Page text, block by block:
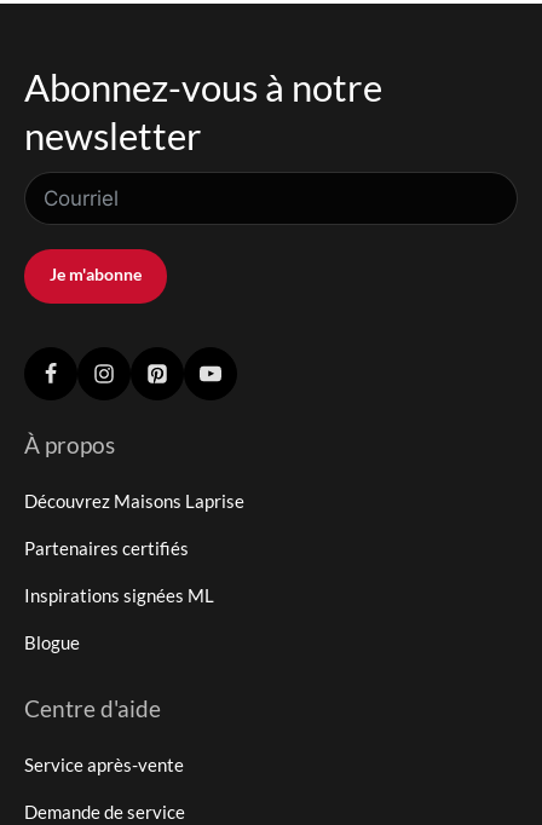
Abonnez-vous à notre
newsletter
Je m'abonne
À propos
Découvrez Maisons Laprise
Partenaires certifiés
Inspirations signées ML
Blogue
Centre d'aide
Service après-vente
Demande de service